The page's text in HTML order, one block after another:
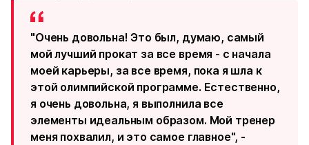
"Очень довольна! Это был, думаю, самый
мой лучший прокат за все время - с начала
моей карьеры, за все время, пока я шла к
этой олимпийской программе. Естественно,
я очень довольна, я выполнила все
элементы идеальным образом. Мой тренер
меня похвалил, и это самое главное", -